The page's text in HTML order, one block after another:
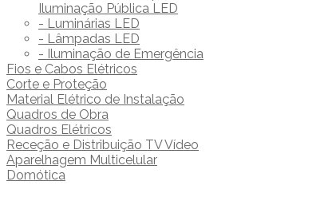
Iluminação Pública LED
- Luminárias LED
- Lâmpadas LED
- Iluminação de Emergência
Fios e Cabos Elétricos
Corte e Proteção
Material Elétrico de Instalação
Quadros de Obra
Quadros Elétricos
Receção e Distribuição TV Vídeo
Aparelhagem Multicelular
Domótica